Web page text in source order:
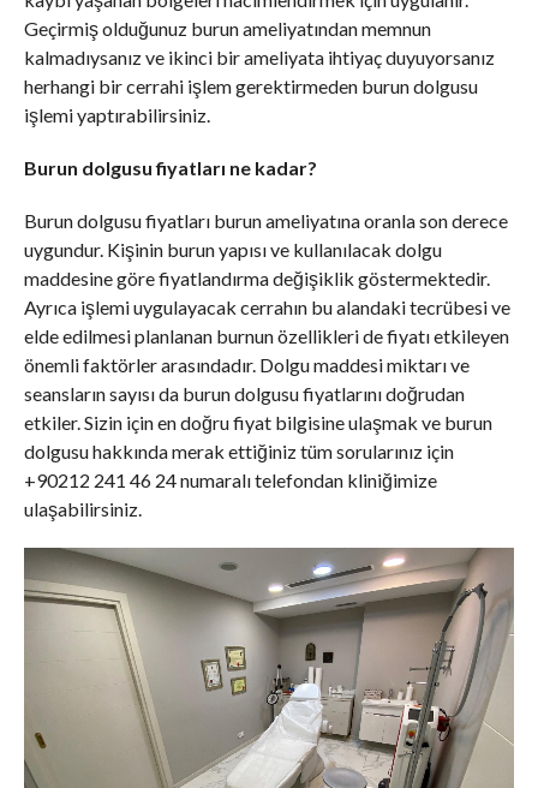
Geçirmiş olduğunuz burun ameliyatından memnun
kalmadıysanız ve ikinci bir ameliyata ihtiyaç duyuyorsanız
herhangi bir cerrahi işlem gerektirmeden burun dolgusu
işlemi yaptırabilirsiniz.
Burun dolgusu fiyatları ne kadar?
Burun dolgusu fiyatları burun ameliyatına oranla son derece
uygundur. Kişinin burun yapısı ve kullanılacak dolgu
maddesine göre fiyatlandırma değişiklik göstermektedir.
Ayrıca işlemi uygulayacak cerrahın bu alandaki tecrübesi ve
elde edilmesi planlanan burnun özellikleri de fiyatı etkileyen
önemli faktörler arasındadır. Dolgu maddesi miktarı ve
seansların sayısı da burun dolgusu fiyatlarını doğrudan
etkiler. Sizin için en doğru fiyat bilgisine ulaşmak ve burun
dolgusu hakkında merak ettiğiniz tüm sorularınız için
+90212 241 46 24 numaralı telefondan kliniğimize
ulaşabilirsiniz.